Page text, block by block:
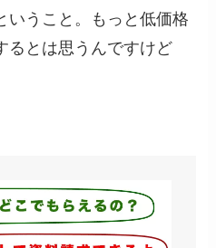
いうこと。もっと低価格
るとは思うんですけど